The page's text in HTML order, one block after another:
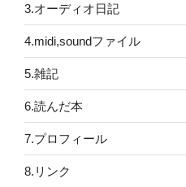
3.オーディオ日記
4.midi,soundファイル
5.雑記
6.読んだ本
7.プロフィール
8.リンク